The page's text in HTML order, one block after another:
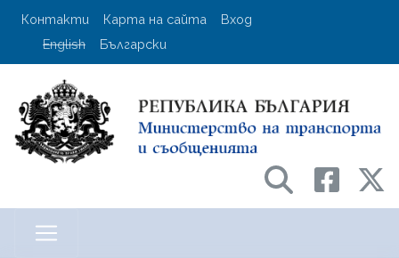
Премини
User account menu
Контакти Карта на сайта
Вход
English
Български